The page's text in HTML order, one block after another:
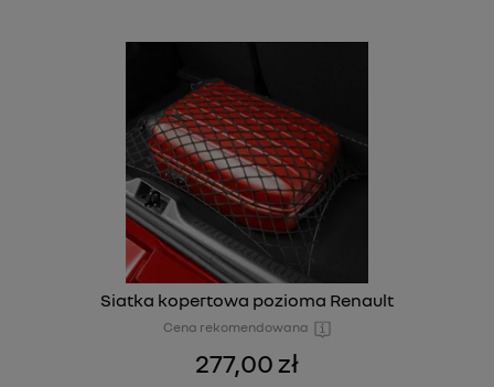
Siatka kopertowa pozioma Renault
Cena rekomendowana
277,00 zł